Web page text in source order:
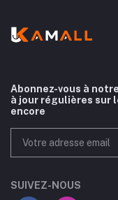
Abonnez-vous à
à jour régulières sur
encore
SUIVEZ-NOUS